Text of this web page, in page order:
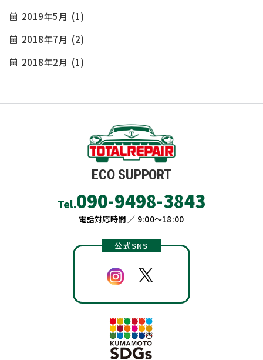
2019年5月 (1)
2018年7月 (2)
2018年2月 (1)
ECO SUPPORT
Tel.090-9498-3843
電話対応時間 ／ 9:00〜18:00
公式SNS